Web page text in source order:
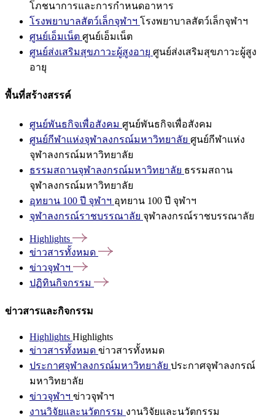
โภชนาการและการกำหนดอาหาร
โรงพยาบาลสัตว์เล็กจุฬาฯ โรงพยาบาลสัตว์เล็กจุฬาฯ
ศูนย์เอ็มเน็ต ศูนย์เอ็มเน็ต
ศูนย์ส่งเสริมสุขภาวะผู้สูงอายุ ศูนย์ส่งเสริมสุขภาวะผู้สูง
อายุ
พื้นที่สร้างสรรค์
ศูนย์พันธกิจเพื่อสังคม ศูนย์พันธกิจเพื่อสังคม
ศูนย์กีฬาแห่งจุฬาลงกรณ์มหาวิทยาลัย ศูนย์กีฬาแห่ง
จุฬาลงกรณ์มหาวิทยาลัย
ธรรมสถานจุฬาลงกรณ์มหาวิทยาลัย ธรรมสถาน
จุฬาลงกรณ์มหาวิทยาลัย
อุทยาน 100 ปี จุฬาฯ อุทยาน 100 ปี จุฬาฯ
จุฬาลงกรณ์ราชบรรณาลัย จุฬาลงกรณ์ราชบรรณาลัย
Highlights
ข่าวสารทั้งหมด
ข่าวจุฬาฯ
ปฏิทินกิจกรรม
ข่าวสารและกิจกรรม
Highlights Highlights
ข่าวสารทั้งหมด ข่าวสารทั้งหมด
ประกาศจุฬาลงกรณ์มหาวิทยาลัย ประกาศจุฬาลงกรณ์
มหาวิทยาลัย
ข่าวจุฬาฯ ข่าวจุฬาฯ
งานวิจัยและนวัตกรรม งานวิจัยและนวัตกรรม